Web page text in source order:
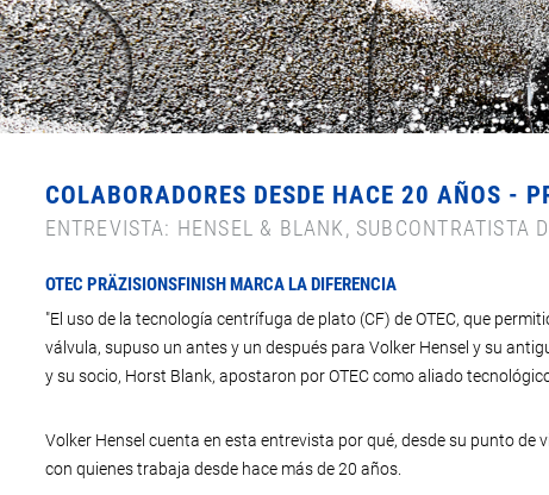
COLABORADORES DESDE HACE 20 AÑOS -
ENTREVISTA: HENSEL & BLANK, SUBCONTRATISTA
OTEC PRÄZISIONSFINISH MARCA LA DIFERENCIA
"El uso de la tecnología centrífuga de plato (CF) de OTEC, que
válvula, supuso un antes y un después para Volker Hensel y su
y su socio, Horst Blank, apostaron por OTEC como aliado
Volker Hensel cuenta en esta entrevista por qué, desde su punto
con quienes trabaja desde hace más de 20 años.